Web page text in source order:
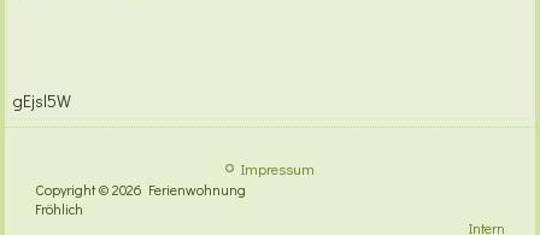
gEjsl5W
Impressum
Copyright © 2026 Ferienwohnung
Fröhlich
Intern